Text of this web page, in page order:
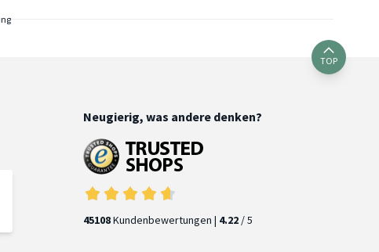
TOP
Neugierig, was andere denken?
45108Kundenbewertungen | 4.22 / 5